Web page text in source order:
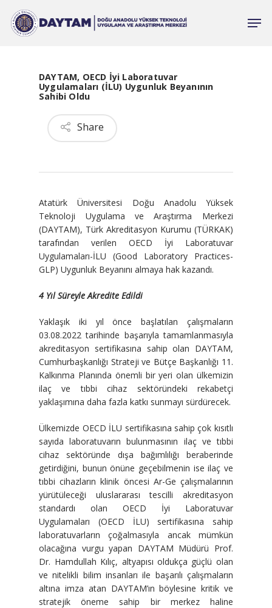
DAYTAM, OECD İyi Laboratuvar
Uygulamaları (İLU) Uygunluk Beyanının
Sahibi Oldu
Share
Atatürk Üniversitesi Doğu Anadolu Yüksek
Teknoloji Uygulama ve Araştırma Merkezi
(DAYTAM), Türk Akreditasyon Kurumu (TÜRKAK)
tarafından verilen OECD İyi Laboratuvar
Uygulamaları-İLU (Good Laboratory Practices-
GLP) Uygunluk Beyanını almaya hak kazandı.
4 Yıl Süreyle Akredite Edildi
Yaklaşık iki yıl önce başlatılan çalışmaların
03.08.2022 tarihinde başarıyla tamamlanmasıyla
akreditasyon sertifikasına sahip olan DAYTAM,
Cumhurbaşkanlığı Strateji ve Bütçe Başkanlığı 11.
Kalkınma Planında önemli bir yeri olan ülkemizin
ilaç ve tıbbi cihaz sektöründeki rekabetçi
yaklaşımına daha fazla katkı sunmayı sürdürecek.
Ülkemizde OECD İLU sertifikasına sahip çok kısıtlı
sayıda laboratuvarın bulunmasının ilaç ve tıbbi
cihaz sektöründe dışa bağımlılığı beraberinde
getirdiğini, bunun önüne geçebilmenin ise ilaç ve
tıbbi cihazların klinik öncesi Ar-Ge çalışmalarının
yürütüleceği uluslararası tescilli akreditasyon
standardı olan OECD İyi Laboratuvar
Uygulamaları (OECD İLU) sertifikasına sahip
laboratuvarların çoğalmasıyla ancak mümkün
olacağına vurgu yapan DAYTAM Müdürü Prof.
Dr. Hamdullah Kılıç, altyapısı oldukça güçlü olan
ve nitelikli bilim insanları ile başarılı çalışmaların
altına imza atan DAYTAM’ın böylesine kritik ve
stratejik öneme sahip bir merkez haline